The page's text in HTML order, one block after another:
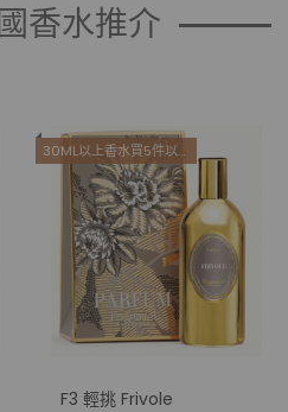
香水推介
30ML以上香水買5件以上減100
F3 輕挑 Frivole